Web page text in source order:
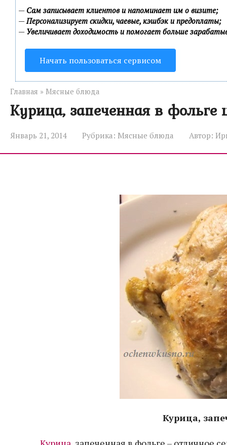
— Сам записывает клиентов и напоминает им о визите;
—Персонализирует скидки, чаевые, кэшбэк и предоплаты;
— Увеличивает доходимость и помогает больше
Начать пользоваться сервисом
Главная » Мясные блюда
Курица, запеченная в фольге
Январь 21, 2014 Рубрика: Мясные блюда Автор:
Курица,